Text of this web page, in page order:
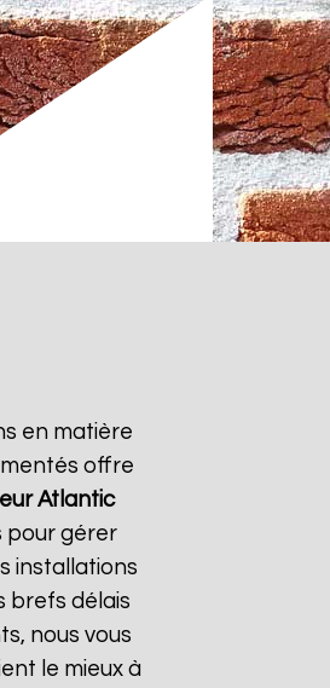
en matière
offre
Atlantic
pour gérer
installations
brefs délais
nous vous
le mieux à